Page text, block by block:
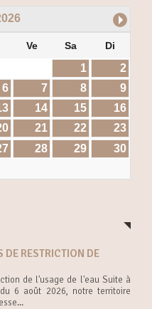
Ve Sa Di
1
2
6 7 8
9
14 15
16
21 22
23
28 29
30
DE RESTRICTION DE
de l'usage de l'eau Suite à
6 août 2026, notre territoire